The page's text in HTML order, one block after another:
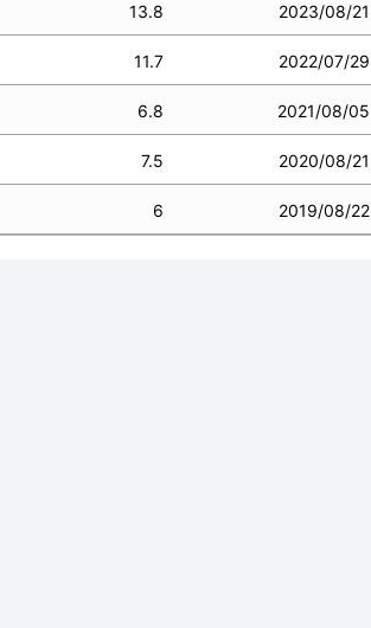
13.8 2023/08/21
11.7 2022/07/29
6.8 2021/08/05
7.5 2020/08/21
6 2019/08/22